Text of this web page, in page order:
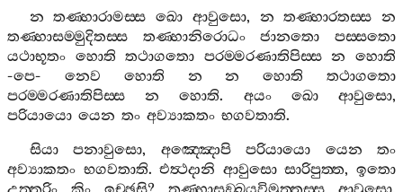
න තණ‍්හාරාමස‍්ස ඛො ආවුසො, න තණ‍්හාරතස‍්ස න
තණ‍්හාසම‍්මුදිතස‍්ස
තණ‍්හානිරොධං ජානතො
පස‍්සතො
යථාභූතං හොති තථාගතො පරම‍්මරණාතිපිස‍්ස න
හොති
-පෙ- නෙව හොති න න හොති
තථාගතො
පරම‍්මරණාතිපිස‍්ස
න හොති. අයං ඛො ආවුසො,
පරියායො යෙන තං අව්‍යාකතං භගවතාති.
සියා
පනාවුසො, අඤ‍්ඤොපි පරියායො යෙන
තං
අව්‍යාකතං භගවතාති.එත්‍ථදානි ආවුසො සාරිපුත‍්ත,ඉතො